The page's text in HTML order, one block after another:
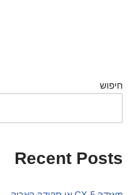
חיפוש
Recent Posts